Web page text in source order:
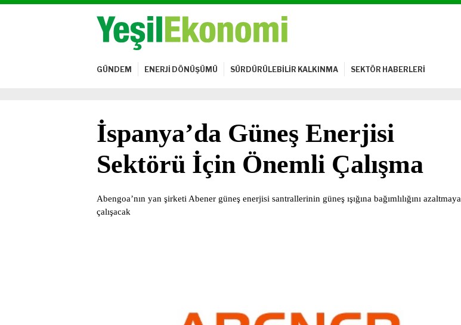
GÜNDEM ENERJİ DÖNÜŞÜMÜ SÜRDÜRÜLEBİLİR KALKINMA SEKTÖR HABERLERİ
İspanya’da Güneş Enerjisi
Sektörü İçin Önemli Çalışma
Abengoa’nın yan şirketi Abener güneş enerjisi santrallerinin güneş ışığına bağımlılığını azaltmaya
çalışacak